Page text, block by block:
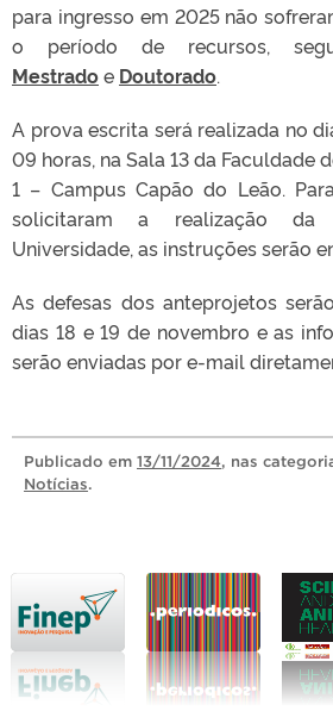
para ingresso em 2025 não
o período de recursos,
Mestradoe Doutorado.
A prova escrita será realizada no
09 horas, na Sala 13 da Faculdade
1 – Campus Capão do Leão.
solicitaram a realização
Universidade, as instruções serão
As defesas dos anteprojetos
dias 18 e 19 de novembro e as
serão enviadas por e-mail
Publicado em 13/11/2024, nas
Notícias.